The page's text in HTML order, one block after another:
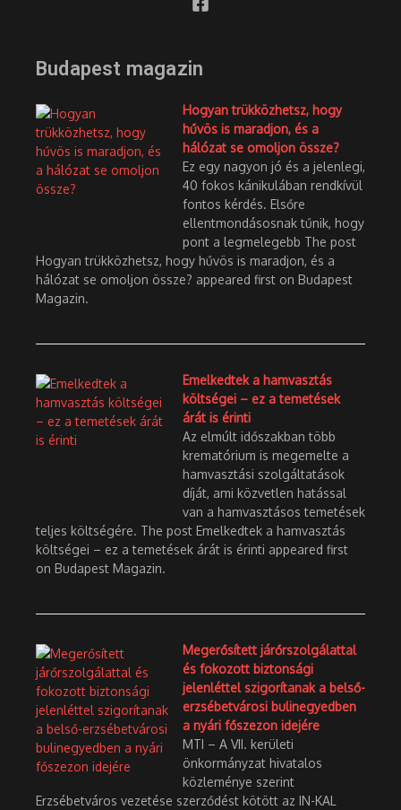
Budapest magazin
Hogyan trükközhetsz, hogy
hűvös is maradjon, és a
hálózat se omoljon össze?
Ez egy nagyon jó és a jelenlegi,
40 fokos kánikulában rendkívül
fontos kérdés. Elsőre
ellentmondásosnak tűnik, hogy
pont a legmelegebb The post
Hogyan trükközhetsz, hogy hűvös is maradjon, és a
hálózat se omoljon össze? appeared first on Budapest
Magazin.
Emelkedtek a hamvasztás
költségei – ez a temetések
árát is érinti
Az elmúlt időszakban több
krematórium is megemelte a
hamvasztási szolgáltatások
díját, ami közvetlen hatással
van a hamvasztásos temetések
teljes költségére. The post Emelkedtek a hamvasztás
költségei – ez a temetések árát is érinti appeared first
on Budapest Magazin.
Megerősített járőrszolgálattal
és fokozott biztonsági
jelenléttel szigorítanak a belső-
erzsébetvárosi bulinegyedben
a nyári főszezon idejére
MTI – A VII. kerületi
önkormányzat hivatalos
közleménye szerint
Erzsébetváros vezetése szerződést kötött az IN-KAL